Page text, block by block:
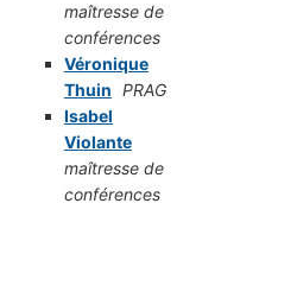
maîtresse de
conférences
Véronique
Thuin PRAG
Isabel
Violante
maîtresse de
conférences